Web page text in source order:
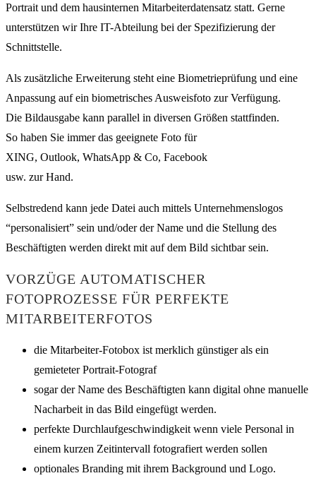
Portrait und dem hausinternen Mitarbeiterdatensatz statt. Gerne
unterstützen wir Ihre IT-Abteilung bei der Spezifizierung der
Schnittstelle.
Als zusätzliche Erweiterung steht eine Biometrieprüfung und eine
Anpassung auf ein biometrisches Ausweisfoto zur Verfügung.
Die Bildausgabe kann parallel in diversen Größen stattfinden.
So haben Sie immer das geeignete Foto für
XING, Outlook, WhatsApp & Co, Facebook
usw. zur Hand.
Selbstredend kann jede Datei auch mittels Unternehmenslogos
“personalisiert” sein und/oder der Name und die Stellung des
Beschäftigten werden direkt mit auf dem Bild sichtbar sein.
VORZÜGE AUTOMATISCHER
FOTOPROZESSE FÜR PERFEKTE
MITARBEITERFOTOS
die Mitarbeiter-Fotobox ist merklich günstiger als ein
gemieteter Portrait-Fotograf
sogar der Name des Beschäftigten kann digital ohne manuelle
Nacharbeit in das Bild eingefügt werden.
perfekte Durchlaufgeschwindigkeit wenn viele Personal in
einem kurzen Zeitintervall fotografiert werden sollen
optionales Branding mit ihrem Background und Logo.